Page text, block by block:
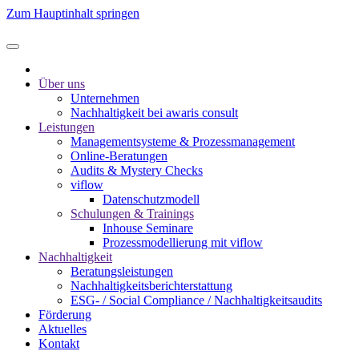
Zum Hauptinhalt springen
Über uns
Unternehmen
Nachhaltigkeit bei awaris consult
Leistungen
Management­systeme & Prozess­management
Online-Beratungen
Audits & Mystery Checks
viflow
Datenschutzmodell
Schulungen & Trainings
Inhouse Seminare
Prozessmodellierung mit viflow
Nachhaltigkeit
Beratungsleistungen
Nachhaltigkeitsberichterstattung
ESG- / Social Compliance / Nachhaltigkeitsaudits
Förderung
Aktuelles
Kontakt